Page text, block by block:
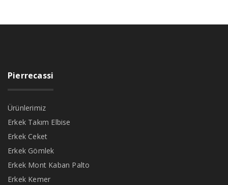
Pierrecassi
Ürünlerimiz
Erkek Takım Elbise
Erkek Ceket
Erkek Gömlek
Erkek Mont Kaban Palto
Erkek Kemer